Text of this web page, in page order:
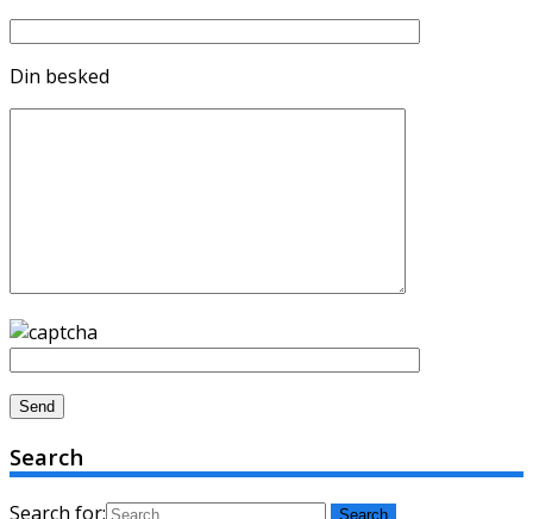
Din besked
Search
Search for: